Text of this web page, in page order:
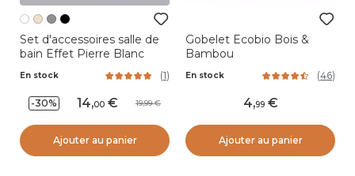
Set d'accessoires salle de
bain Effet Pierre Blanc
En stock (1)
-30% 14,00 19,99
Ajouter au panier
Gobelet Ecobio Bois &
Bambou
En stock (46)
4,99
Ajouter au panier